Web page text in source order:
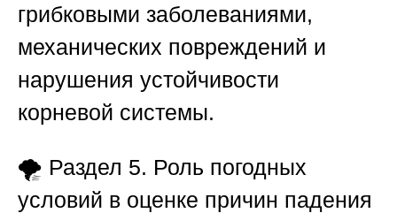
грибковыми заболеваниями,
механических повреждений и
нарушения устойчивости
корневой системы.
🌪️ Раздел 5. Роль погодных
условий в оценке причин падения